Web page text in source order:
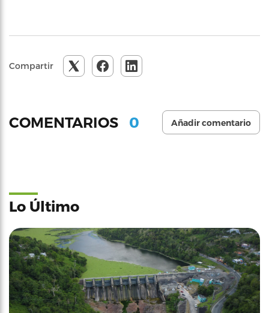
Compartir
COMENTARIOS 0 Añadir comentario
Lo Último